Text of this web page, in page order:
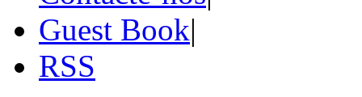
Guest Book|
RSS